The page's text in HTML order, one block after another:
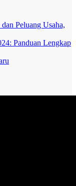
Peluang Usaha,
Panduan Lengkap